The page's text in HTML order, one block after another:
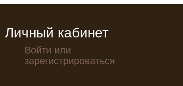
Личный кабинет
Войти или
зарегистрироваться